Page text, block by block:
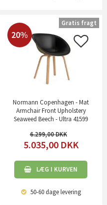
20%
Normann Copenhagen - Mat
Armchair Front Upholstery
Seaweed Beech - Ultra 41599
6.299,00
5.035,00 DKK
LÆG I KURVEN
50-60 dagelevering
Gratis fragt